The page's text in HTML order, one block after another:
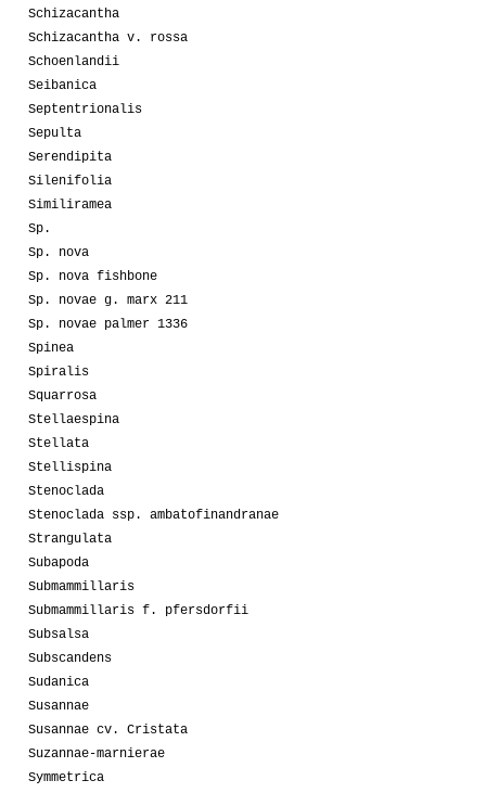
Schizacantha
Schizacantha v. rossa
Schoenlandii
Seibanica
Septentrionalis
Sepulta
Serendipita
Silenifolia
Similiramea
Sp.
Sp. nova
Sp. nova fishbone
Sp. novae g. marx 211
Sp. novae palmer 1336
Spinea
Spiralis
Squarrosa
Stellaespina
Stellata
Stellispina
Stenoclada
Stenoclada ssp. ambatofinandranae
Strangulata
Subapoda
Submammillaris
Submammillaris f. pfersdorfii
Subsalsa
Subscandens
Sudanica
Susannae
Susannae cv. Cristata
Suzannae-marnierae
Symmetrica